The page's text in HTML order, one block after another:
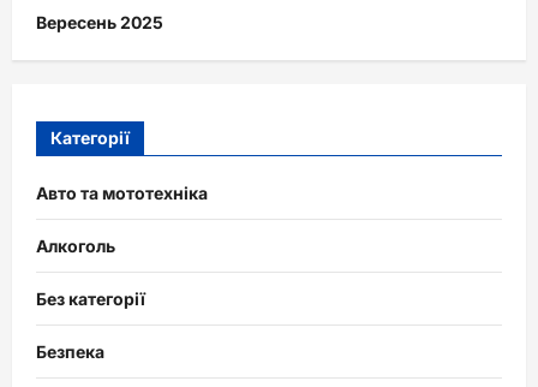
Вересень 2025
Категорії
Авто та мототехніка
Алкоголь
Без категорії
Безпека